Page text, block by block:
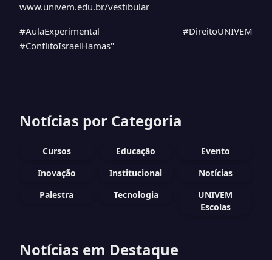
www.univem.edu.br/vestibular
#AulaExperimental #DireitoUNIVEM
#ConflitoIsraelHamas"
Notícias por Categoria
Cursos Educação
Evento
Inovação
Institucional
Notícias
Palestra
Tecnologia
UNIVEM
Escolas
Notícias em Destaque